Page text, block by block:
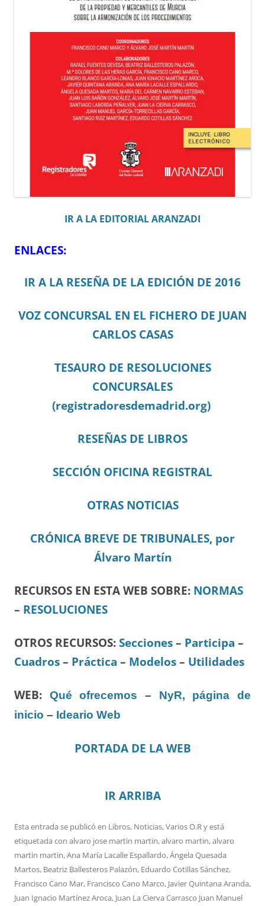
IR A LA EDITORIAL ARANZADI
ENLACES:
IR A LA RESEÑA DE LA EDICIÓN DE 2016
VOZ CONCURSAL EN EL FICHERO DE JUAN
CARLOS CASAS
TESAURO DE RESOLUCIONES
CONCURSALES
(registradoresdemadrid.org)
RESEÑAS DE LIBROS
SECCIÓN OFICINA REGISTRAL
OTRAS NOTICIAS
CRÓNICA BREVE DE TRIBUNALES, por
Álvaro Martín
RECURSOS EN ESTA WEB SOBRE: NORMAS
– RESOLUCIONES
OTROS RECURSOS: Secciones – Participa –
Cuadros – Práctica – Modelos – Utilidades
WEB: Qué ofrecemos – NyR, página de
inicio – Ideario Web
PORTADA DE LA WEB
IR ARRIBA
Esta entrada se publicó en Libros, Noticias,Varios O.Ry está
etiquetada con alvaro jose martin martin,alvaro martin,alvaro
martin martin,Ana María Lacalle Espallardo,Ángela Quesada
Martos, Beatriz Ballesteros Palazón, Eduardo Cotillas Sánchez,
Francisco Cano Mar, Francisco Cano Marco, Javier Quintana Aranda,
Juan Ignacio Martínez Aroca, Juan La Cierva Carrasco Juan Manuel